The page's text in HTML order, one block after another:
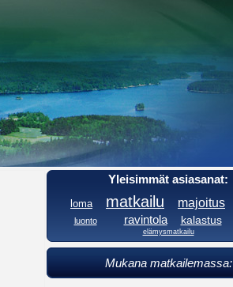
Yleisimmät asiasanat:
loma matkailu majoitus
luonto ravintola kalastus
elämysmatkailu
Mukana matkailemassa: